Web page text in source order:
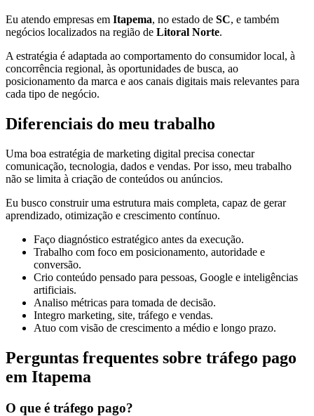
Eu atendo empresas em Itapema, no estado de SC, e também
negócios localizados na região de Litoral Norte.
A estratégia é adaptada ao comportamento do consumidor local, à
concorrência regional, às oportunidades de busca, ao
posicionamento da marca e aos canais digitais mais relevantes para
cada tipo de negócio.
Diferenciais do meu trabalho
Uma boa estratégia de marketing digital precisa conectar
comunicação, tecnologia, dados e vendas. Por isso, meu trabalho
não se limita à criação de conteúdos ou anúncios.
Eu busco construir uma estrutura mais completa, capaz de gerar
aprendizado, otimização e crescimento contínuo.
Faço diagnóstico estratégico antes da execução.
Trabalho com foco em posicionamento, autoridade e
conversão.
Crio conteúdo pensado para pessoas, Google e inteligências
artificiais.
Analiso métricas para tomada de decisão.
Integro marketing, site, tráfego e vendas.
Atuo com visão de crescimento a médio e longo prazo.
Perguntas frequentes sobre tráfego pago
em Itapema
O que é tráfego pago?